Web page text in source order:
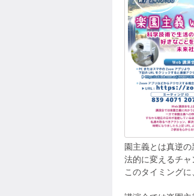
園主義とは真逆の
法的に変えるチャ
このタイミング